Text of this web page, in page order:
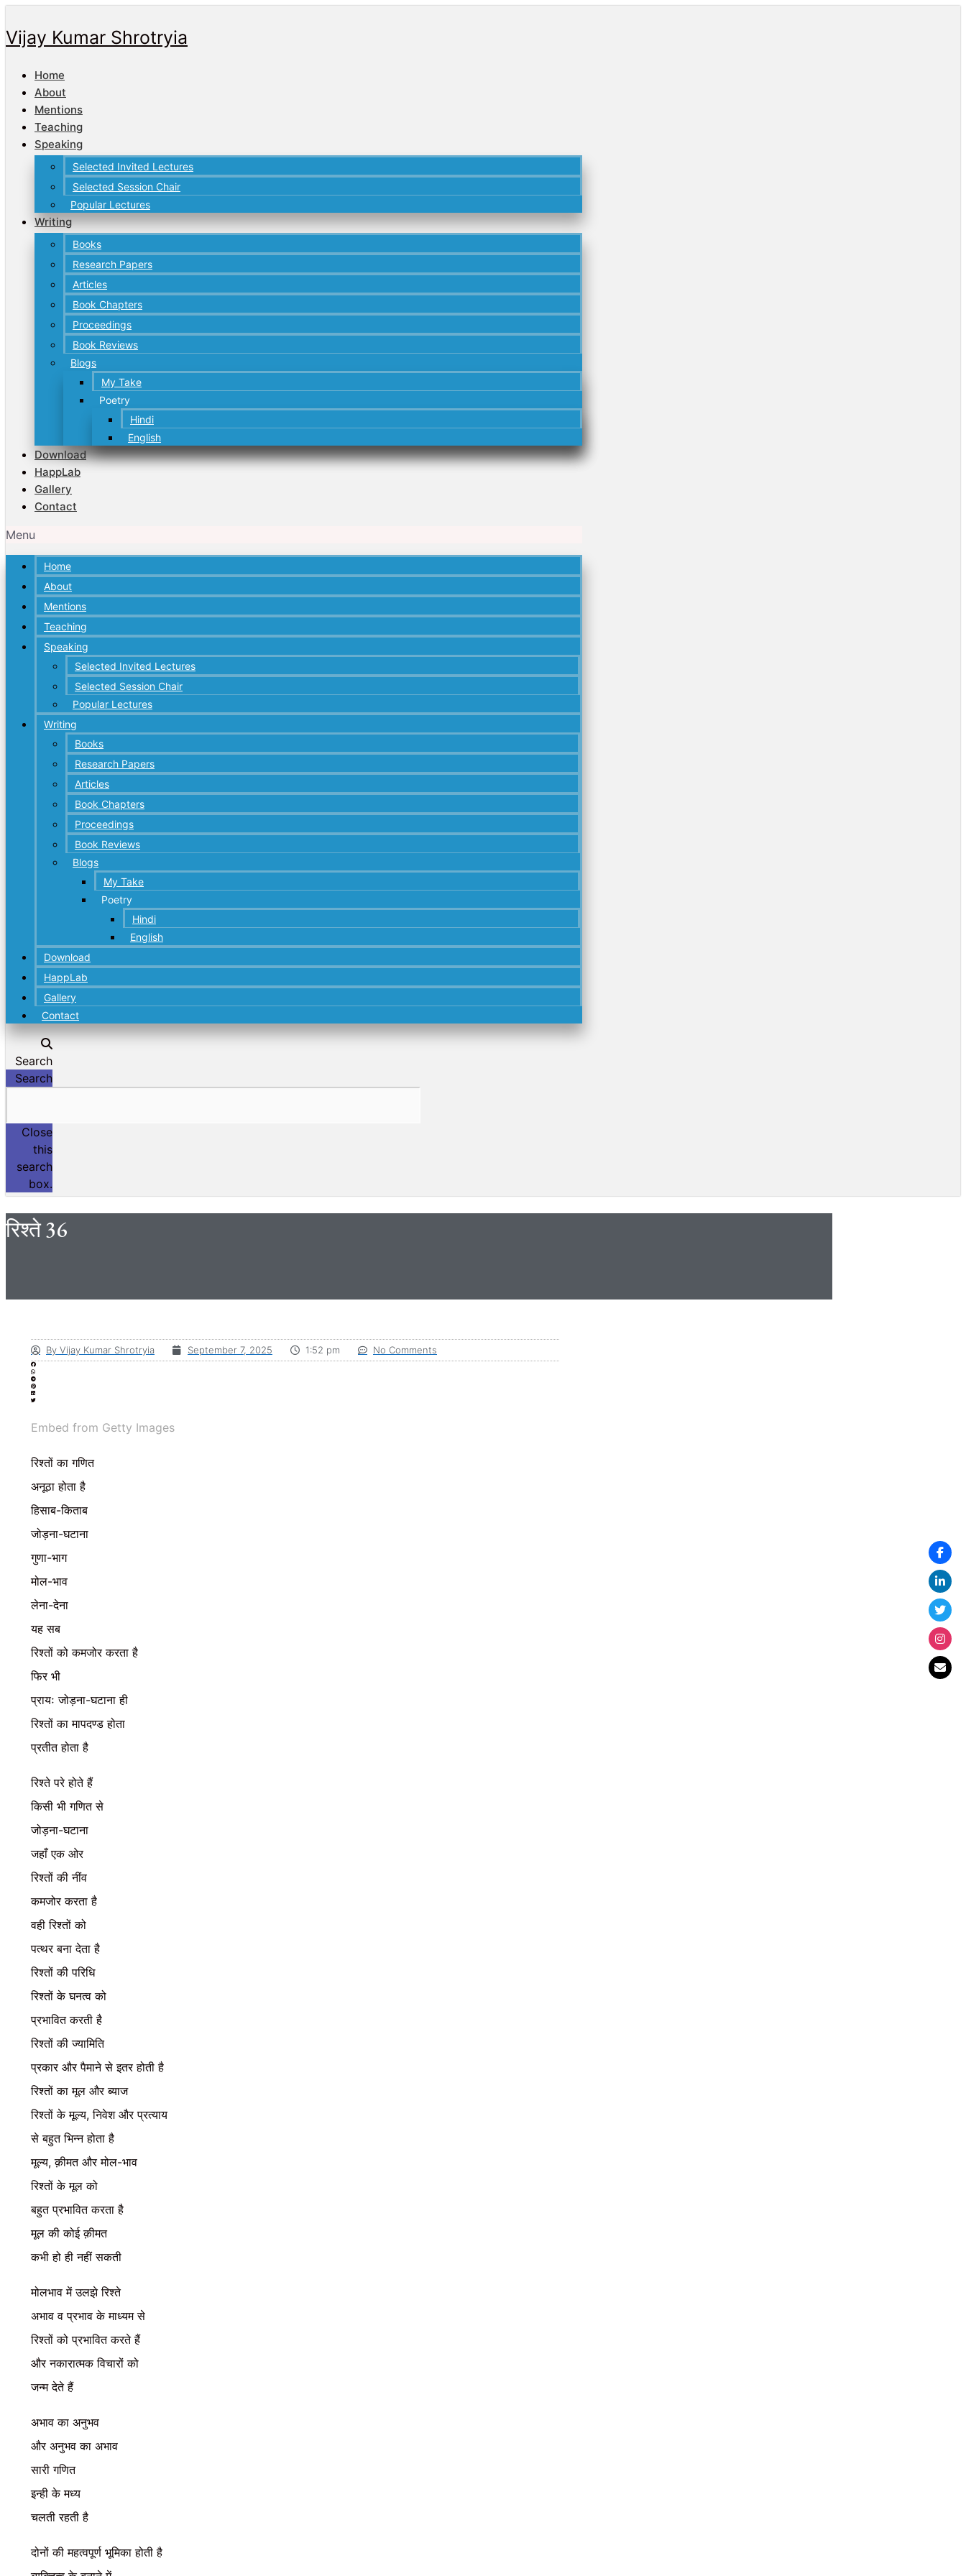
to
content
Vijay Kumar Shrotryia
Home
About
Mentions
Teaching
Speaking
Selected Invited Lectures
Selected Session Chair
Popular Lectures
Writing
Books
Research Papers
Articles
Book Chapters
Proceedings
Book Reviews
Blogs
My Take
Poetry
Hindi
English
Download
HappLab
Gallery
Contact
Menu
Home
About
Mentions
Teaching
Speaking
Selected Invited Lectures
Selected Session Chair
Popular Lectures
Writing
Books
Research Papers
Articles
Book Chapters
Proceedings
Book Reviews
Blogs
My Take
Poetry
Hindi
English
Download
HappLab
Gallery
Contact
Search
Search
Close
this
search
box.
रिश्ते 36
By Vijay Kumar Shrotryia September 7, 2025 1:52 pm No Comments
Embed from Getty Images
रिश्तों का गणित
अनूठा होता है
हिसाब-किताब
जोड़ना-घटाना
गुणा-भाग
मोल-भाव
लेना-देना
यह सब
रिश्तों को कमजोर करता है
फिर भी
प्रायः जोड़ना-घटाना ही
रिश्तों का मापदण्ड होता
प्रतीत होता है
रिश्ते परे होते हैं
किसी भी गणित से
जोड़ना-घटाना
जहाँ एक ओर
रिश्तों की नींव
कमजोर करता है
वही रिश्तों को
पत्थर बना देता है
रिश्तों की परिधि
रिश्तों के घनत्व को
प्रभावित करती है
रिश्तों की ज्यामिति
प्रकार और पैमाने से इतर होती है
रिश्तों का मूल और ब्याज
रिश्तों के मूल्य, निवेश और प्रत्याय
से बहुत भिन्न होता है
मूल्य, क़ीमत और मोल-भाव
रिश्तों के मूल को
बहुत प्रभावित करता है
मूल की कोई क़ीमत
कभी हो ही नहीं सकती
मोलभाव में उलझे रिश्ते
अभाव व प्रभाव के माध्यम से
रिश्तों को प्रभावित करते हैं
और नकारात्मक विचारों को
जन्म देते हैं
अभाव का अनुभव
और अनुभव का अभाव
सारी गणित
इन्ही के मध्य
चलती रहती है
दोनों की महत्वपूर्ण भूमिका होती है